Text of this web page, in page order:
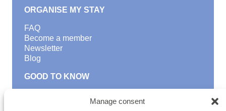
Manage consent
ORGANISE MY STAY
FAQ
Become a member
Newsletter
Blog
GOOD TO KNOW